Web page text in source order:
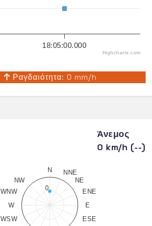
18:05:00.000
Highcharts.com
Ραγδαιότητα: 0 mm/h
Άνεμος
0 km/h (--)
N
NNE
NE
ENE
E
ESE
WSW
W
WNW
NW
0